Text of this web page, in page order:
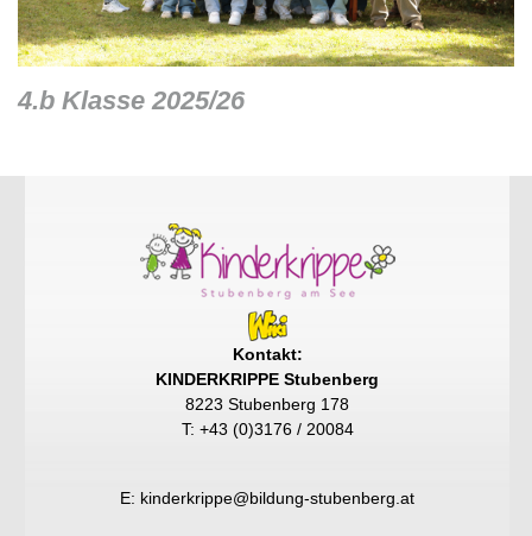
4.b Klasse 2025/26
Kontakt:
KINDERKRIPPE Stubenberg
8223 Stubenberg 178
T: +43 (0)3176 / 20084
E: kinderkrippe@bildung-stubenberg.at